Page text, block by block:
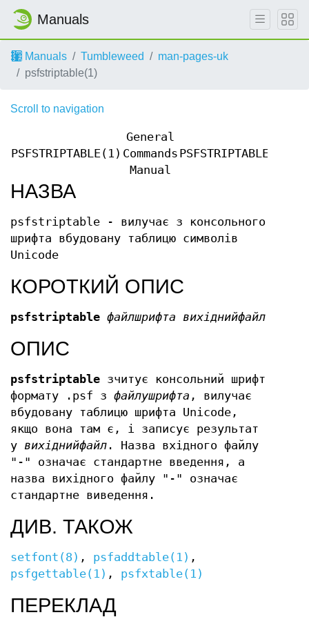
Manuals
Manuals Tumbleweed
man-pages-uk
psfstriptable(1)
Scroll to navigation
PSFSTRIPTABLE(1)
General
Commands
Manual
PSFSTRIPTABLE(1)
НАЗВА
psfstriptable - вилучає з консольного
шрифта вбудовану таблицю символів
Unicode
КОРОТКИЙ ОПИС
psfstriptable файлшрифта вихіднийфайл
ОПИС
psfstriptable зчитує консольний шрифт
формату .psf з файлушрифта , вилучає
вбудовану таблицю шрифта Unicode,
якщо вона там є, і записує результат
у вихіднийфайл . Назва вхідного файлу
"-" означає стандартне введення, а
назва вихідного файлу "-" означає
стандартне виведення.
ДИВ. ТАКОЖ
setfont(8) , psfaddtable(1) ,
psfgettable(1) , psfxtable(1)
ПЕРЕКЛАД